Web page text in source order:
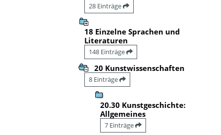
28 Einträge
18 Einzelne Sprachen und
Literaturen
148 Einträge
20 Kunstwissenschaften
8 Einträge
20.30 Kunstgeschichte:
Allgemeines
7 Einträge